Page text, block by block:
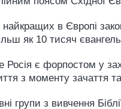
в Європі
як 10 тисяч
Росія є форпостом у
з моменту зачаття
групи з вивчення